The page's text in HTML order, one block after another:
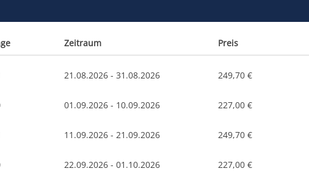
Zeitraum Preis
21.08.2026 - 31.08.2026 249,70 €
01.09.2026 - 10.09.2026 227,00 €
11.09.2026 - 21.09.2026 249,70 €
22.09.2026 - 01.10.2026 227,00 €